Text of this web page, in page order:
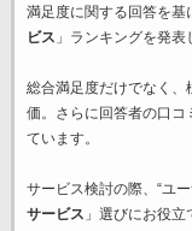
満足度に関する回答を基
ビス 」ランキングを発表
総合満足度だけでなく、
価。さらに回答者の口コ
ています。
サービス検討の際、“ユ
サービス 」選びにお役立